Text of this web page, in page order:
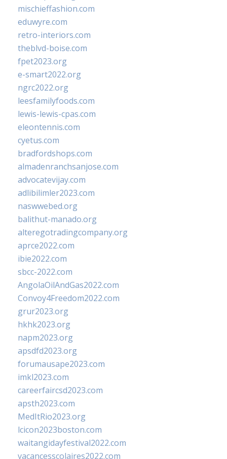
mischieffashion.com
eduwyre.com
retro-interiors.com
theblvd-boise.com
fpet2023.org
e-smart2022.org
ngrc2022.org
leesfamilyfoods.com
lewis-lewis-cpas.com
eleontennis.com
cyetus.com
bradfordshops.com
almadenranchsanjose.com
advocatevijay.com
adlibilimler2023.com
naswwebed.org
balithut-manado.org
alteregotradingcompany.org
aprce2022.com
ibie2022.com
sbcc-2022.com
AngolaOilAndGas2022.com
Convoy4Freedom2022.com
grur2023.org
hkhk2023.org
napm2023.org
apsdfd2023.org
forumausape2023.com
imkl2023.com
careerfaircsd2023.com
apsth2023.com
MedItRio2023.org
lcicon2023boston.com
waitangidayfestival2022.com
vacancesscolaires2022.com